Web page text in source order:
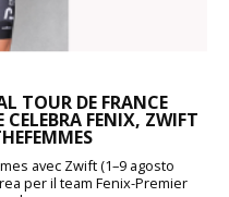
TOUR DE FRANCE
FENIX, ZWIFT
avec Zwift (1–9 agosto
per il team Fenix-Premier